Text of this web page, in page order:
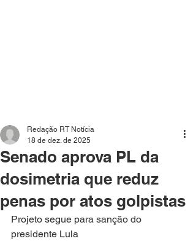
Senado aprova PL da
dosimetria que reduz
penas por atos golpistas
Redação RT Notícia
18 de dez. de 2025
Projeto segue para sanção do
presidente Lula